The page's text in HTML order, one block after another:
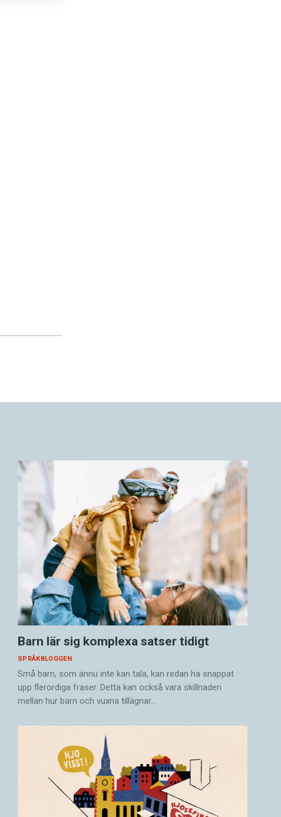
Barn lär sig komplexa satser tidigt
SPRÅKBLOGGEN
Små barn, som ännu inte kan tala, kan redan ha snappat
upp flerordiga fraser. Detta kan också vara skillnaden
mellan hur barn och vuxna tillägnar…